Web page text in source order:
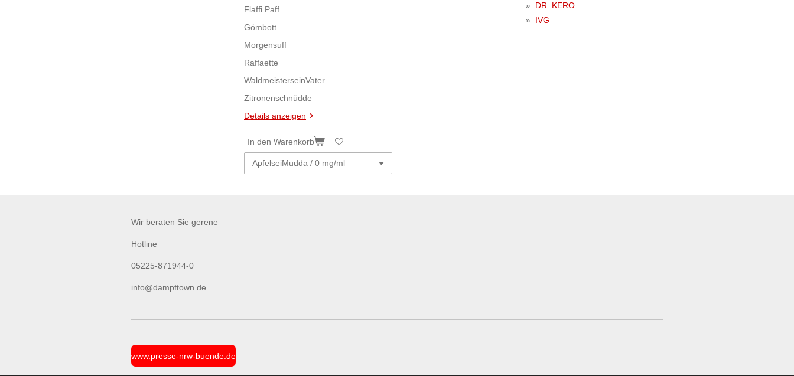
Flaffi Paff
Gömbott
Morgensuff
Raffaette
WaldmeisterseinVater
Zitronenschnüdde
Details anzeigen
In den Warenkorb
DR. KERO
IVG
Wir beraten Sie gerene
Hotline
05225-871944-0
info@dampftown.de
www.presse-nrw-buende.de